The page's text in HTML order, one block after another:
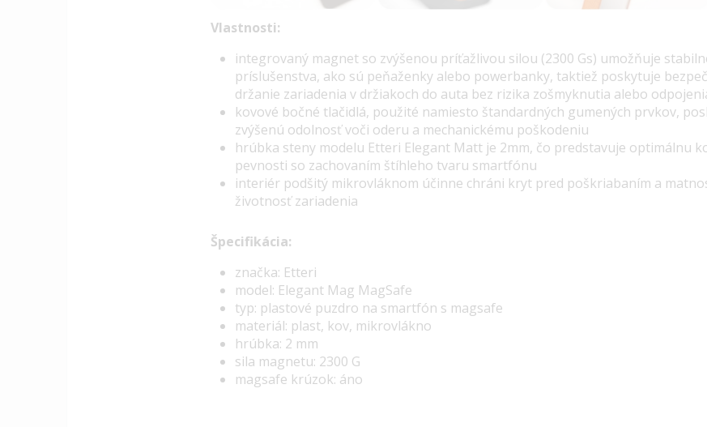
Vlastnosti:
integrovaný magnet so zvýšenou príťažlivou silou (2300 Gs) umožňuje
príslušenstva, ako sú peňaženky alebo powerbanky, taktiež poskytuje
držanie zariadenia v držiakoch do auta bez rizika zošmyknutia alebo
kovové bočné tlačidlá, použité namiesto štandardných gumených prvkov,
zvýšenú odolnosť voči oderu a mechanickému poškodeniu
hrúbka steny modelu Etteri Elegant Matt je 2mm, čo predstavuje optimálnu
pevnosti so zachovaním štíhleho tvaru smartfónu
interiér podšitý mikrovláknom účinne chráni kryt pred poškriabaním a
životnosť zariadenia
Špecifikácia:
značka: Etteri
model: Elegant Mag MagSafe
typ: plastové puzdro na smartfón s magsafe
materiál: plast, kov, mikrovlákno
hrúbka: 2 mm
sila magnetu: 2300 G
magsafe krúzok: áno